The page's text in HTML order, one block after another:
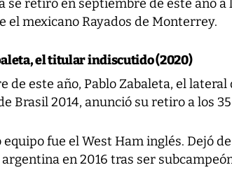
se retiró en septiembre de este año a
el mexicano Rayados de Monterrey.
el titular indiscutido (2020)
de este año, Pablo Zabaleta, el
Brasil 2014, anunció su retiro a los
fue el West Ham inglés. Dejó
en 2016 tras ser